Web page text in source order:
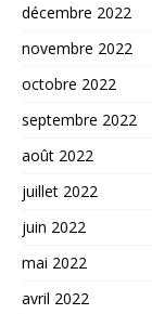
décembre 2022
novembre 2022
octobre 2022
septembre 2022
août 2022
juillet 2022
juin 2022
mai 2022
avril 2022